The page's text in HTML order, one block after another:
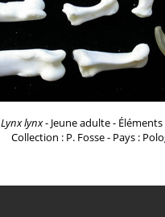
Lynx lynx- Jeune adulte -
Collection : P. Fosse - Pays :